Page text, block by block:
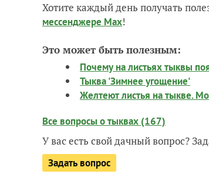
Хотите каждый день получать
мессенджере Max!
Это может быть полезным:
Почему на листьях тыквы
Тыква 'Зимнее угощение'
Желтеют листья на тыкве.
Все вопросы о тыквах (167)
У вас есть свой дачный вопрос?
Задать вопрос